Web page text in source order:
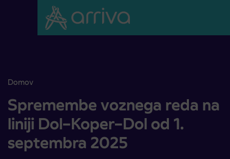
Skoči na vsebino
Domov
Spremembe voznega reda na liniji Dol–Koper–Dol od 1.
Spremembe voznega reda na
liniji Dol–Koper–Dol od 1.
septembra 2025